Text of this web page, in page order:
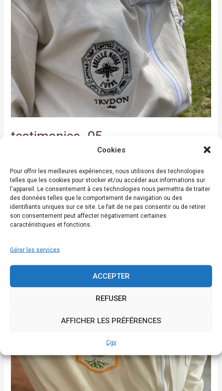
Cookies
Pour offrir les meilleures expériences, nous utilisons des technologies
telles que les cookies pour stocker et/ou accéder aux informations sur
l'appareil. Le consentement à ces technologies nous permettra de traiter
des données telles que le comportement de navigation ou des
identifiants uniques sur ce site. Le fait de ne pas consentir ou de retirer
son consentement peut affecter négativement certaines
caractéristiques et fonctions.
Gérer les services
ACCEPTER
REFUSER
AFFICHER LES PRÉFÉRENCES
Cgv
testimonies_05
Lire la suite »
testimonies_04